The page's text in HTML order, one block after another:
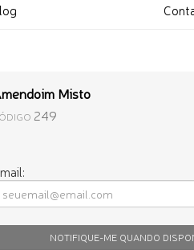
Misto
249
NOTIFIQUE-ME QUANDO